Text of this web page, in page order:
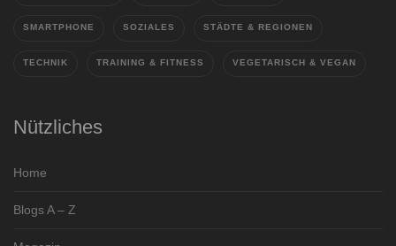
SMARTPHONE SOZIALES STÄDTE & REGIONEN
TECHNIK TRAINING & FITNESS VEGETARISCH & VEGAN
Nützliches
Home
Blogs A – Z